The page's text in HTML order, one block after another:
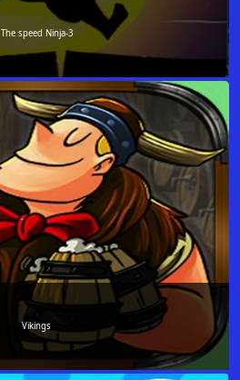
The speed Ninja-3
Vikings